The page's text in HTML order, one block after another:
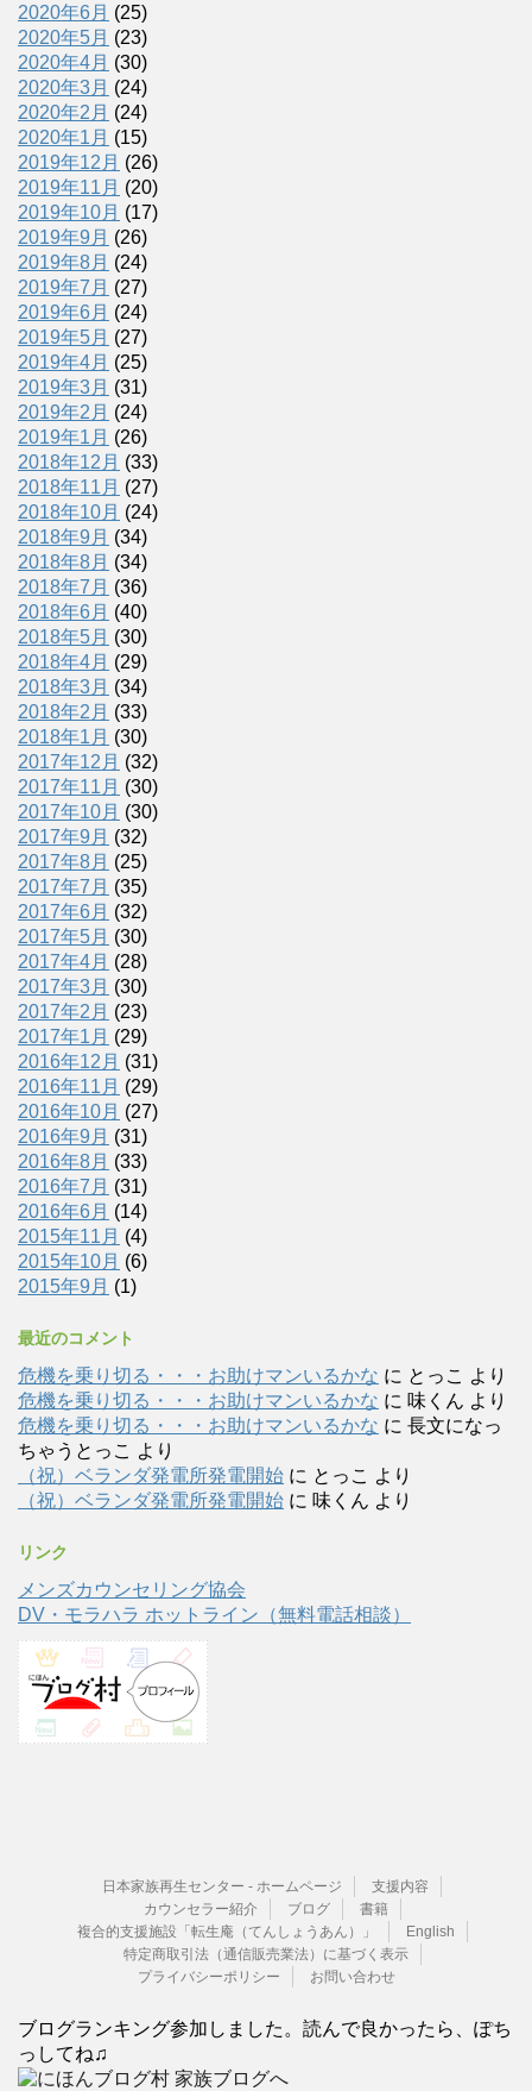
2020年6月 (25)
2020年5月 (23)
2020年4月 (30)
2020年3月 (24)
2020年2月 (24)
2020年1月 (15)
2019年12月 (26)
2019年11月 (20)
2019年10月 (17)
2019年9月 (26)
2019年8月 (24)
2019年7月 (27)
2019年6月 (24)
2019年5月 (27)
2019年4月 (25)
2019年3月 (31)
2019年2月 (24)
2019年1月 (26)
2018年12月 (33)
2018年11月 (27)
2018年10月 (24)
2018年9月 (34)
2018年8月 (34)
2018年7月 (36)
2018年6月 (40)
2018年5月 (30)
2018年4月 (29)
2018年3月 (34)
2018年2月 (33)
2018年1月 (30)
2017年12月 (32)
2017年11月 (30)
2017年10月 (30)
2017年9月 (32)
2017年8月 (25)
2017年7月 (35)
2017年6月 (32)
2017年5月 (30)
2017年4月 (28)
2017年3月 (30)
2017年2月 (23)
2017年1月 (29)
2016年12月 (31)
2016年11月 (29)
2016年10月 (27)
2016年9月 (31)
2016年8月 (33)
2016年7月 (31)
2016年6月 (14)
2015年11月 (4)
2015年10月 (6)
2015年9月 (1)
最近のコメント
危機を乗り切る・・・お助けマンいるかな に とっこ より
危機を乗り切る・・・お助けマンいるかな に 味くん より
危機を乗り切る・・・お助けマンいるかな に 長文になっ
ちゃうとっこ より
（祝）ベランダ発電所発電開始 に とっこ より
（祝）ベランダ発電所発電開始 に 味くん より
リンク
メンズカウンセリング協会
DV・モラハラ ホットライン（無料電話相談）
日本家族再生センター - ホームページ
支援内容
カウンセラー紹介
ブログ
書籍
複合的支援施設「転生庵（てんしょうあん）」
English
特定商取引法（通信販売業法）に基づく表示
プライバシーポリシー
お問い合わせ
ブログランキング参加しました。読んで良かったら、ぽち
っしてね♫